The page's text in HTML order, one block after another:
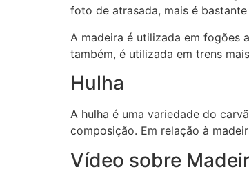
foto de atrasada, mais é
A madeira é utilizada em fogões
também, é utilizada em trens
Hulha
A hulha é uma variedade do
composição. Em relação à
Vídeo sobre